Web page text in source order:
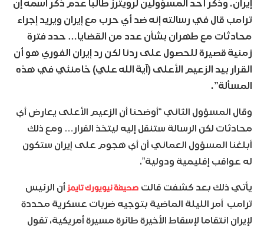
إيران. وذكر أحد المسؤولين لرويترز طالبا عدم ذكر اسمه إن
ترامب قال في رسالته إنه ضد أي حرب مع إيران ويريد إجراء
محادثات مع طهران بشأن عدد من القضايا… حدد فترة
زمنية قصيرة للحصول على ردنا لكن رد إيران الفوري هو أن
القرار بيد الزعيم الأعلى (آية الله علي) خامنئي في هذه
المسألة”.
وقال المسؤول الثاني “أوضحنا أن الزعيم الأعلى يعارض أي
محادثات لكن الرسالة ستنقل إليه ليتخذ القرار… ومع ذلك
أبلغنا المسؤول العماني أن أي هجوم على إيران ستكون
له عواقب إقليمية ودولية”.
يأتي ذلك بعد كشفت قالت صحيفة نيويورك تايمزأن الرئيس
ترامب أمر الليلة الماضية بتوجيه ضربات عسكرية محددة
لإيران انتقاما لإسقاط الأخيرة طائرة مسيرة أمريكية، تقول